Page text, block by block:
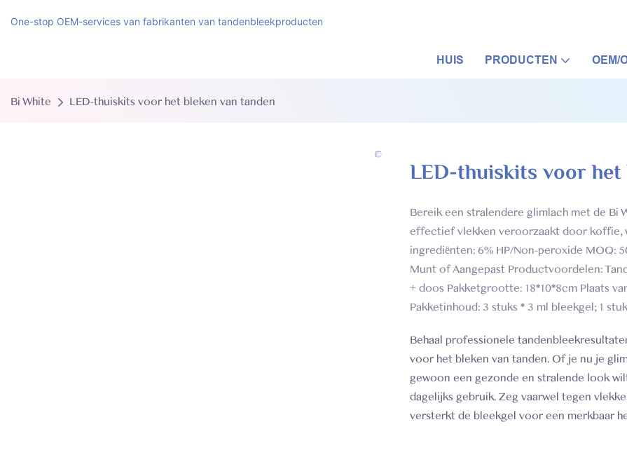
One-stop OEM-services van fabrikanten van tandenbleekproducten
HUIS PRODUCTEN OEM/
Bi White LED-thuiskits voor het bleken van tanden
LED-thuiskits voor het
Bereik een stralendere glimlach met de Bi
effectief vlekken veroorzaakt door koffie,
ingrediënten: 6% HP/Non-peroxide MOQ:
Munt of Aangepast Productvoordelen:
+ doos Pakketgrootte: 18*10*8cm Plaats
Pakketinhoud: 3 stuks * 3 ml bleekgel; 1
Behaal professionele
voor het bleken van tanden. Of je nu je
gewoon een gezonde en stralende look
dagelijks gebruik. Zeg vaarwel tegen
versterkt de bleekgel voor een merkbaar